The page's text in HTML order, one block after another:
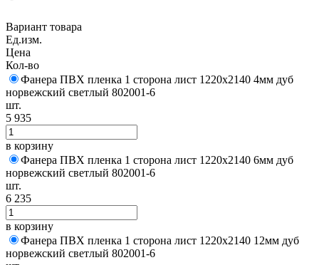
Вариант товара
Ед.изм.
Цена
Кол-во
Фанера ПВХ пленка 1 сторона лист 1220х2140 4мм дуб
норвежский светлый 802001-6
шт.
5 935
в корзину
Фанера ПВХ пленка 1 сторона лист 1220х2140 6мм дуб
норвежский светлый 802001-6
шт.
6 235
в корзину
Фанера ПВХ пленка 1 сторона лист 1220х2140 12мм дуб
норвежский светлый 802001-6